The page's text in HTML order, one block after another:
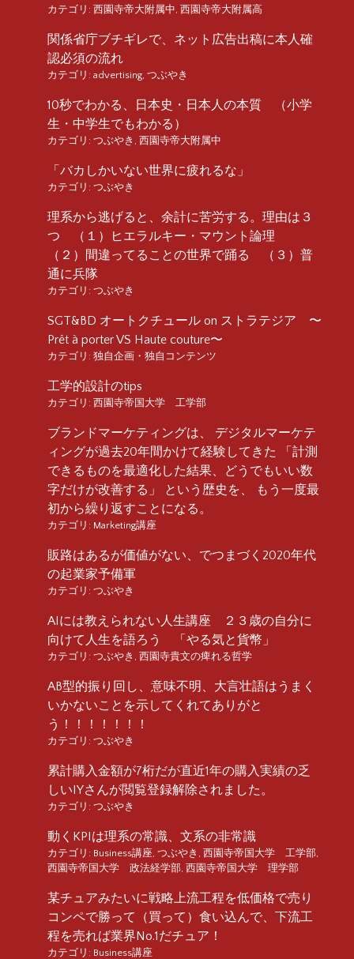
カテゴリ: 西園寺帝大附属中, 西園寺帝大附属高
関係省庁ブチギレで、ネット広告出稿に本人確
認必須の流れ
カテゴリ: advertising, つぶやき
10秒でわかる、日本史・日本人の本質 （小学
生・中学生でもわかる）
カテゴリ: つぶやき , 西園寺帝大附属中
「バカしかいない世界に疲れるな」
カテゴリ: つぶやき
理系から逃げると、余計に苦労する。理由は３
つ （１）ヒエラルキー・マウント論理
（２）間違ってることの世界で踊る （３）普
通に兵隊
カテゴリ: つぶやき
SGT&BD オートクチュール on ストラテジア 〜
Prêt à porter VS Haute couture〜
カテゴリ: 独自企画・独自コンテンツ
工学的設計のtips
カテゴリ: 西園寺帝国大学 工学部
ブランドマーケティングは、 デジタルマーケテ
ィングが過去20年間かけて経験してきた 「計測
できるものを最適化した結果、どうでもいい数
字だけが改善する」 という歴史を、 もう一度最
初から繰り返すことになる。
カテゴリ: Marketing講座
販路はあるが価値がない、でつまづく2020年代
の起業家予備軍
カテゴリ: つぶやき
AIには教えられない人生講座 ２３歳の自分に
向けて人生を語ろう 「やる気と貨幣」
カテゴリ: つぶやき , 西園寺貴文の痺れる哲学
AB型的振り回し、意味不明、大言壮語はうまく
いかないことを示してくれてありがと
う！！！！！！！
カテゴリ: つぶやき
累計購入金額が7桁だが直近1年の購入実績の乏
しいIYさんが閲覧登録解除されました。
カテゴリ: つぶやき
動くKPIは理系の常識、文系の非常識
カテゴリ: Business講座, つぶやき , 西園寺帝国大学 工学部,
西園寺帝国大学 政法経学部, 西園寺帝国大学 理学部
某チュアみたいに戦略上流工程を低価格で売り
コンペで勝って（買って）食い込んで、下流工
程を売れば業界No.1だチュア！
カテゴリ: Business講座